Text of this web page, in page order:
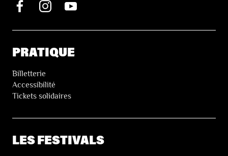
PRATIQUE
Billetterie
Accessibilité
Tickets solidaires
LES FESTIVALS